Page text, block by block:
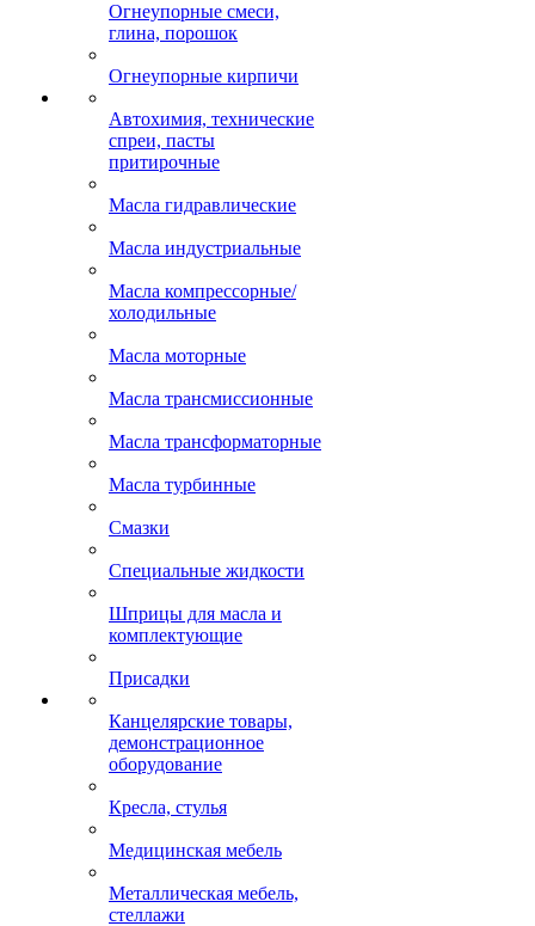
Огнеупорные смеси,
глина, порошок
Огнеупорные кирпичи
Автохимия, технические
спреи, пасты
притирочные
Масла гидравлические
Масла индустриальные
Масла компрессорные/
холодильные
Масла моторные
Масла трансмиссионные
Масла трансформаторные
Масла турбинные
Смазки
Специальные жидкости
Шприцы для масла и
комплектующие
Присадки
Канцелярские товары,
демонстрационное
оборудование
Кресла, стулья
Медицинская мебель
Металлическая мебель,
стеллажи